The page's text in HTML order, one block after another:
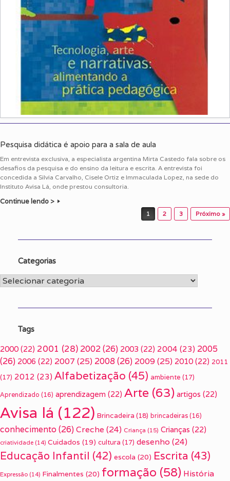
Pesquisa didática é apoio para a sala de aula
Em entrevista exclusiva, a especialista argentina Mirta Castedo fala sobre os
desafios da pesquisa e do ensino da leitura e escrita. A entrevista foi
concedida a Silvia Carvalho, Cisele Ortiz e Immaculada Lopez, na sede do
Instituto Avisa Lá, onde prestou consultoria.
Continue lendo >
1 2 3 Próximo »
Categorias
Categorias
Tags
2000 (22) 2001 (28) 2002(26) 2003 (22) 2004 (23) 2005
(26) 2006 (22) 2007 (25) 2008(26) 2009(25) 2010 (22) 2011
(17) 2012 (23) Alfabetização (45) ambiente (17)
Aprendizado (16) aprendizagem (22) Arte (63) artigos (22)
Avisa lá (122) Brincadeira (18) brincadeiras (16)
conhecimento(26) Creche (24) Criança (15) Crianças (22)
criatividade (14) Cuidados (19) cultura (17) desenho (24)
Educação Infantil (42) escola (20) Escrita (43)
Expressão (14) Finalmentes (20) formação (58) História